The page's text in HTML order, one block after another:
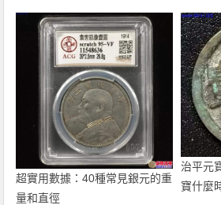
超實用數據：40種常見銀元的重
量和直徑
治平元
寶什麼